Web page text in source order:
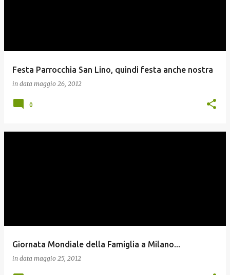
Festa Parrocchia San Lino, quindi festa anche nostra
in data maggio 26, 2012
0
Giornata Mondiale della Famiglia a Milano...
in data maggio 25, 2012